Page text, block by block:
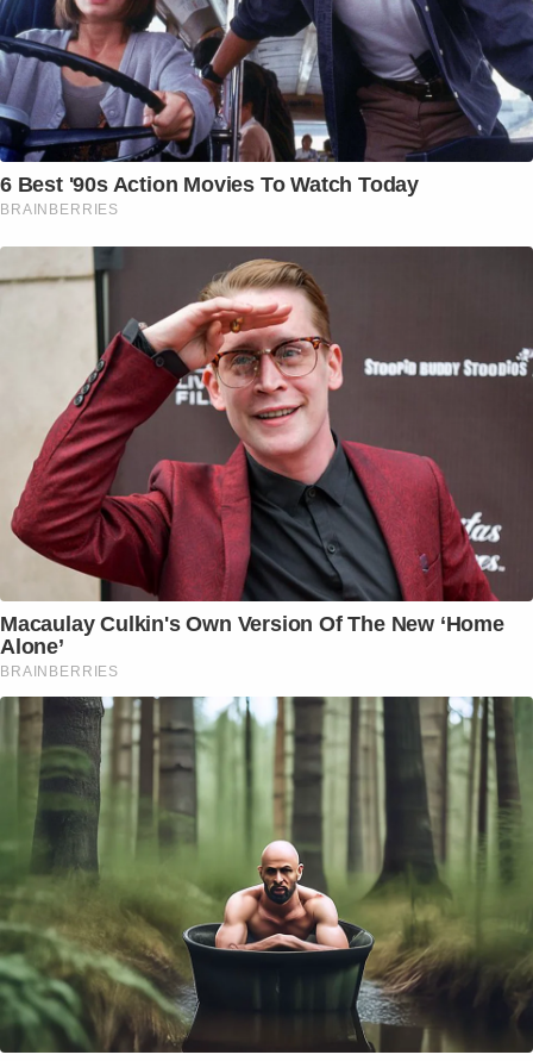
6 Best '90s Action Movies To Watch Today
BRAINBERRIES
Macaulay Culkin's Own Version Of The New ‘Home
Alone’
BRAINBERRIES